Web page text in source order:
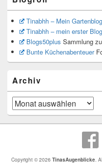
Tinabhh – Mein Gartenblog
Tinabhh – mein erster Blog
Blogs50plus Sammlung
Bunte Küchenabenteuer
Archiv
Archiv
Copyright © 2026 TinasAugenblicke.